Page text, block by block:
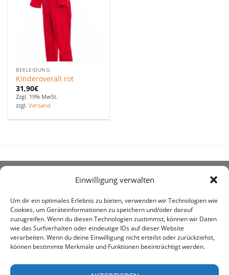
Einwilligung verwalten
Um dir ein optimales Erlebnis zu bieten, verwenden wir Technologien wie
Cookies, um Geräteinformationen zu speichern und/oder darauf
zuzugreifen. Wenn du diesen Technologien zustimmst, können wir Daten
wie das Surfverhalten oder eindeutige IDs auf dieser Website
verarbeiten. Wenn du deine Einwilligung nicht erteilst oder zurückziehst,
können bestimmte Merkmale und Funktionen beeinträchtigt werden.
BEKLEIDUNG
Kinderoverall rot
31,90€
Zzgl. 19% MwSt.
zzgl.Versand
um den Kauf landwirtschaftlicher Bedarfsartikel geht.